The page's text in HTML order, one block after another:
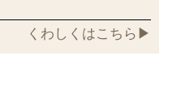
くわしくはこちら▶︎